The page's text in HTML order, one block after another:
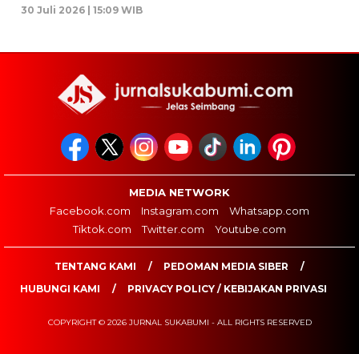
30 Juli 2026 | 15:09 WIB
MEDIA NETWORK
Facebook.com
Instagram.com
Whatsapp.com
Tiktok.com
Twitter.com Youtube.com
TENTANG KAMI
PEDOMAN MEDIA SIBER
HUBUNGI KAMI
PRIVACY POLICY / KEBIJAKAN PRIVASI
COPYRIGHT © 2026 JURNAL SUKABUMI - ALL RIGHTS RESERVED